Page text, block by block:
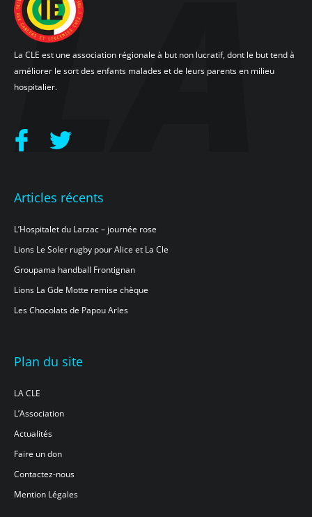
La CLE est une association régionale à but non lucratif, dont le but tend à
améliorer le sort des enfants malades et de leurs parents en milieu
hospitalier.
Articles récents
L’Hospitalet du Larzac – journée rose
Lions Le Soler rugby pour Alice et La Cle
Groupama handball Frontignan
Lions La Gde Motte remise chèque
Les Chocolats de Papou Arles
Plan du site
LA CLE
L’Association
Actualités
Faire un don
Contactez-nous
Mention Légales